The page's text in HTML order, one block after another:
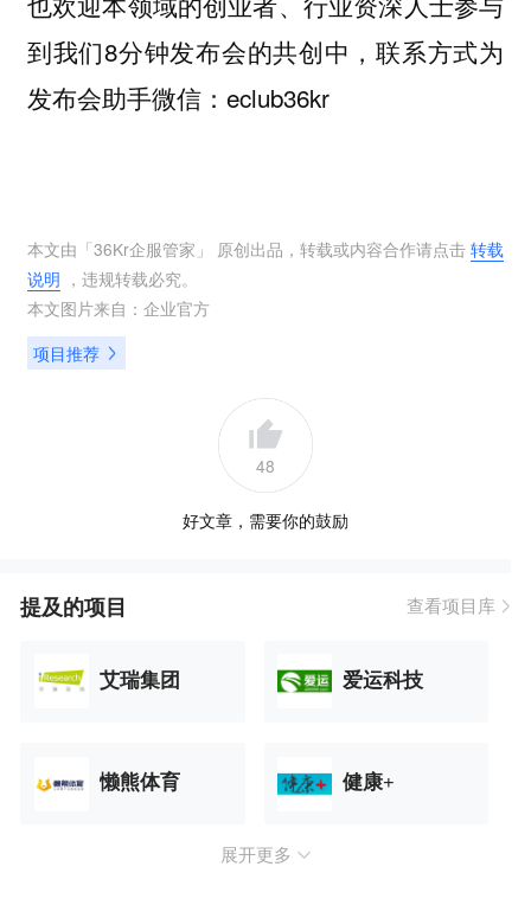
到我们8分钟发布会的共创中，联系方式为
发布会助手微信：eclub36kr
本文由「36Kr企服管家 」 原创出品，转载或内容合作请点击转载
说明 ，违规转载必究。
本文图片来自： 企业官方
项目推荐
48
好文章，需要你的鼓励
提及的项目 查看项目库
艾瑞集团 爱运科技
懒熊体育 健康+
展开更多